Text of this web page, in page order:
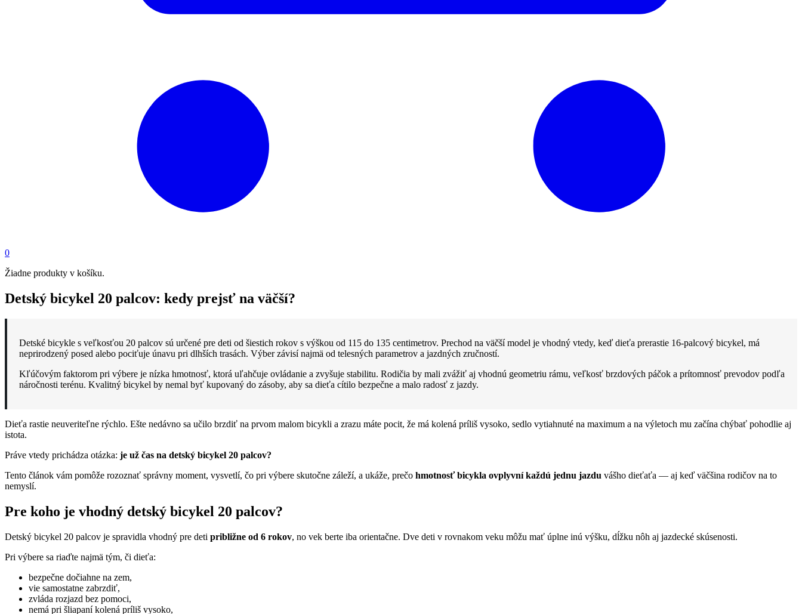
0
Žiadne produkty v košíku.
Detský bicykel 20 palcov: kedy prejsť na väčší?
Detské bicykle s veľkosťou 20 palcov sú určené pre deti od šiestich rokov s výškou od 115 do 135 centimetrov. Prechod na väčší model je vhodný vtedy, keď dieťa prerastie 16-palcový bicykel, má
neprirodzený posed alebo pociťuje únavu pri dlhších trasách. Výber závisí najmä od telesných parametrov a jazdných zručností.
Kľúčovým faktorom pri výbere je nízka hmotnosť, ktorá uľahčuje ovládanie a zvyšuje stabilitu. Rodičia by mali zvážiť aj vhodnú geometriu rámu, veľkosť brzdových páčok a prítomnosť prevodov podľa
náročnosti terénu. Kvalitný bicykel by nemal byť kupovaný do zásoby, aby sa dieťa cítilo bezpečne a malo radosť z jazdy.
Dieťa rastie neuveriteľne rýchlo. Ešte nedávno sa učilo brzdiť na prvom malom bicykli a zrazu máte pocit, že má kolená príliš vysoko, sedlo vytiahnuté na maximum a na výletoch mu začína chýbať pohodlie aj
istota.
Práve vtedy prichádza otázka: je už čas na detský bicykel 20 palcov?
Tento článok vám pomôže rozoznať správny moment, vysvetlí, čo pri výbere skutočne záleží, a ukáže, prečo hmotnosť bicykla ovplyvní každú jednu jazdu vášho dieťaťa — aj keď väčšina rodičov na to
nemyslí.
Pre koho je vhodný detský bicykel 20 palcov?
Detský bicykel 20 palcov je spravidla vhodný pre deti približne od 6 rokov, no vek berte iba orientačne. Dve deti v rovnakom veku môžu mať úplne inú výšku, dĺžku nôh aj jazdecké skúsenosti.
Pri výbere sa riaďte najmä tým, či dieťa:
bezpečne dočiahne na zem,
vie samostatne zabrzdiť,
zvláda rozjazd bez pomoci,
nemá pri šliapaní kolená príliš vysoko,